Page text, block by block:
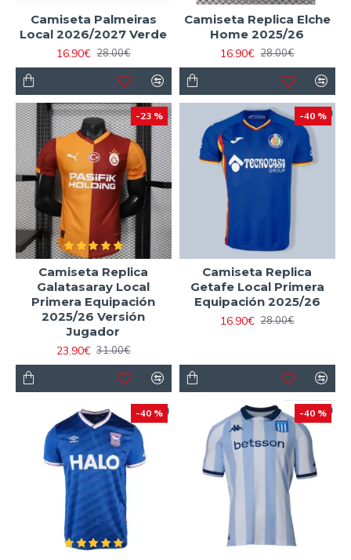
Camiseta Palmeiras
Local 2026/2027 Verde
16.90€ 28.00€
Camiseta Replica Elche
Home 2025/26
16.90€ 28.00€
-23 %
Camiseta Replica
Galatasaray Local
Primera Equipación
2025/26 Versión
Jugador
23.90€ 31.00€
-40 %
Camiseta Replica
Getafe Local Primera
Equipación 2025/26
16.90€ 28.00€
-40 % -40 %